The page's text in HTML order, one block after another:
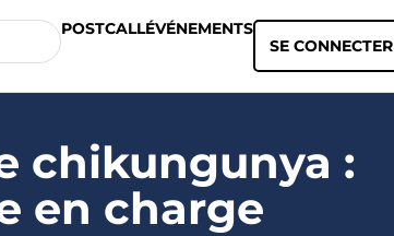
POSTCALLÉVÉNEMENTS
SE CONNECTER
chikungunya :
en charge